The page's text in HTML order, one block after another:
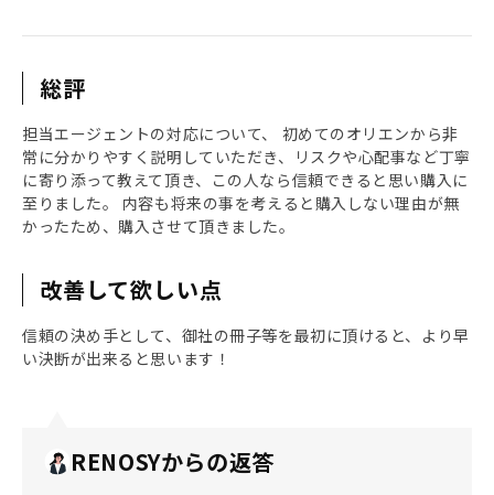
総評
担当エージェントの対応について、 初めてのオリエンから非
常に分かりやすく説明していただき、リスクや心配事など丁寧
に寄り添って教えて頂き、この人なら信頼できると思い購入に
至りました。 内容も将来の事を考えると購入しない理由が無
かったため、購入させて頂きました。
改善して欲しい点
信頼の決め手として、御社の冊子等を最初に頂けると、より早
い決断が出来ると思います！
RENOSYからの返答